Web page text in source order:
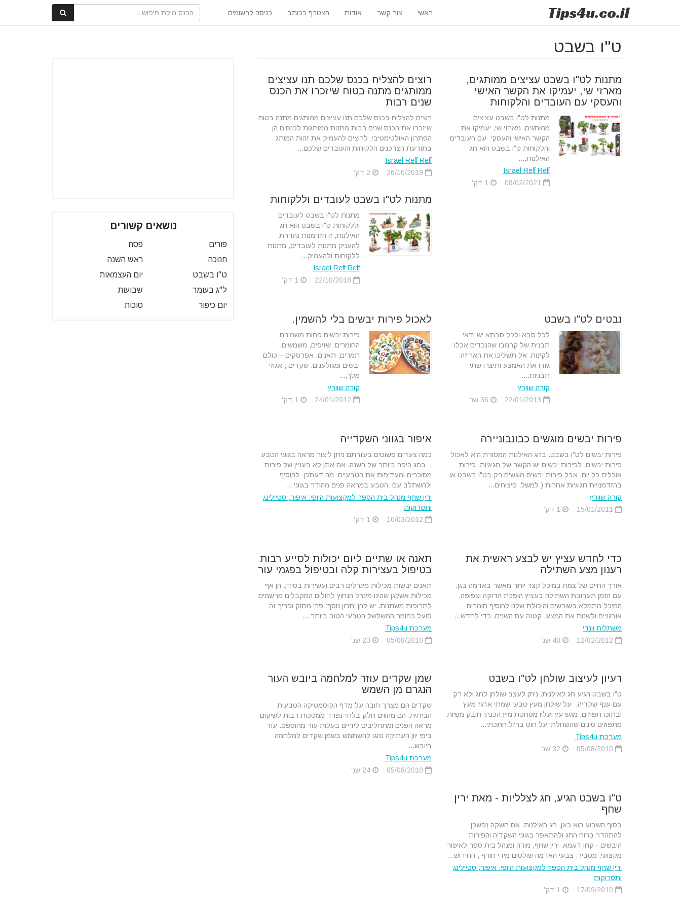
Tips4u.co.il ראשי צור קשר אודות הצטרף ככותב כניסה לרשומים
ט"ו בשבט
מתנות לט"ו בשבט עציצים ממותגים,
מארזי שי, יעמיקו את הקשר האישי
והעסקי עם העובדים והלקוחות
מתנות לט"ו בשבט עציצים
ממותגים, מארזי שי, יעמיקו את
הקשר האישי והעסקי עם העובדים
והלקוחות ט"ו בשבט הוא חג
האילנות,...
Israel Reff Reff
רוצים להצליח בכנס שלכם תנו עציצים
ממותגים מתנה בטוח שיזכרו את הכנס
שנים רבות
רוצים להצליח בכנס שלכם תנו עציצים ממותגים מתנה בטוח
שיזכרו את הכנס שנים רבות מתנות ממותגות לכנסים הן
הפתרון האולטימטיבי, לרוצים להעמיק את זהות המותג
בתודעת הצרכנים הלקוחות והעובדים שלכם...
Israel Reff Reff
מתנות לט"ו בשבט לעובדים וללקוחות
מתנות לט"ו בשבט לעובדים
וללקוחות ט"ו בשבט הוא חג
האילנות, זו הזדמנות נהדרת
להעניק מתנות לעובדים, מתנות
ללקוחות ולהעמיק...
Israel Reff Reff
נבטים לט"ו בשבט
לכל סבא ולכל סבתא יש ודאי
תבנית של קרמבו שהנכדים אכלו
לקינוח. אל תשליכו את האריזה:
גזרו את האמצע ותיצרו שתי
תבניות....
קורה שוורץ
לאכול פירות יבשים בלי להשמין.
פירות יבשים פחות משמינים.
החומרים: שזיפים, משמשים,
תמרים, תאנים, אפרסקים – כולם
יבשים ומגולענים. שקדים , אגוזי
מלך,...
קורה שוורץ
פירות יבשים מוגשים כבונבוניירה
פירות יבשים לט"ו בשבט. בחג האילנות המסורת היא לאכול
פירות יבשים. לפירות יבשים יש הקשר של חגיגיות. פירות
אוכלים כל יום, אבל פירות יבשים מוגשים רק בט"ו בשבט או
בהזדמנויות חגיגיות אחרות ( למשל, פיצוחים...
קורה שוורץ
איפור בגווני השקדייה
כמה צעדים פשוטים בעזרתם ניתן ליצור מראה בגווני הטבע
, בחג היפה ביותר של השנה. אם אתן לא בעניין של פירות
מסוכרים ומעדיפות את הטבעיים מה דעתכן להוסיף
ולהשתלב עם הטבע במראה פנים מהודר בגווני ...
ירין שחף מנהל בית הספר למקצועות היופי: איפור, סטיילינג
ותסרוקות
כדי לחדש עציץ יש לבצע ראשית את
רענון מצע השתילה
אורך החיים של צמח במיכל קצר יותר מאשר באדמה בגן.
עם הזמן תערובת השתילה בעציץ הופכת הדוקה וצפופה,
המיכל מתמלא בשורשים והיכולת שלנו להוסיף חומרים
אורגניים ולשנות את המצע, קטנה עם השנים. כדי לחדש...
משתלות וונדי
תאנה או שתיים ליום יכולות לסייע רבות
בטיפול בעצירות קלה ובטיפול בפגמי עור
תאנים יבשות מכילות מינרלים רבים ועשירות בסידן. הן אף
מכילות אשלגן שהינו מינרל הנחוץ לחולים המקבלים מרשמים
לתרופות משתנות. יש להן יתרון נוסף: פרי מתוק ופריך זה
פועל כחומר המשלשל הטבעי הטוב ביותר....
מערכת Tips4u
רעיון לעיצוב שולחן לט"ו בשבט
ט"ו בשבט הגיע חג לאילנות. ניתן לעצב שולחן לחג ולא רק
עם ענף שקדיה. על שולחן מעץ טבעי שמתי ארגז מעץ
ובתוכו תפוזים, מגש עץ ועליו מסחטת מיץ.הכנתי חובק מפיות
מתפוזים סינים שהשחלתי על חוט ברזל.חתכתי...
מערכת Tips4u
שמן שקדים עוזר למלחמה ביובש העור
הנגרם מן השמש
שקדים הם מצרך חובה על מדף הקוסמטיקה הטבעית
הביתית. הם מהווים חלק בלתי-נפרד ממסכות רבות לשיקום
מראה הפנים ומתחליבים לידיים בעלות עור מחוספס. עוד
בימי יוון העתיקה נהגו להשתמש בשמן שקדים למלחמה
ביובש...
מערכת Tips4u
ט"ו בשבט הגיע, חג לצלליות - מאת ירין
שחף
בסוף השבוע הוא כאן, חג האילנות. אם חשקה נפשכן
להתהדר ברוח החג ולהתאפר בגווני השקדיה והפירות
היבשים - קחו דוגמא. ירין שחף, מורה ומנהל בית ספר לאיפור
מקצועי, מסביר: צבעי האדמה שולטים מידי חורף , החידוש...
ירין שחף מנהל בית הספר למקצועות היופי: איפור, סטיילינג
ותסרוקות
נושאים קשורים
פורים
פסח
חנוכה
ראש השנה
ט"ו בשבט
יום העצמאות
ל"ג בעומר
שבועות
יום כיפור
סוכות